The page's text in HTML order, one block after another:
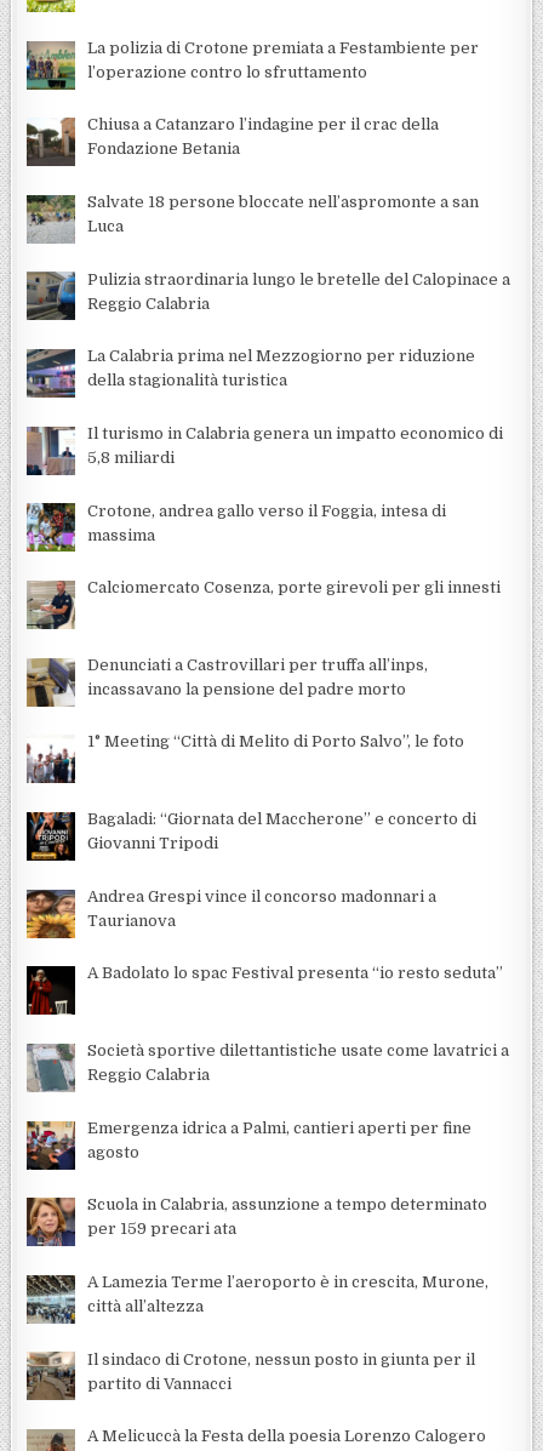
La polizia di Crotone premiata a Festambiente per
l’operazione contro lo sfruttamento
Chiusa a Catanzaro l’indagine per il crac della
Fondazione Betania
Salvate 18 persone bloccate nell’aspromonte a san
Luca
Pulizia straordinaria lungo le bretelle del Calopinace a
Reggio Calabria
La Calabria prima nel Mezzogiorno per riduzione
della stagionalità turistica
Il turismo in Calabria genera un impatto economico di
5,8 miliardi
Crotone, andrea gallo verso il Foggia, intesa di
massima
Calciomercato Cosenza, porte girevoli per gli innesti
Denunciati a Castrovillari per truffa all’inps,
incassavano la pensione del padre morto
1° Meeting “Città di Melito di Porto Salvo”, le foto
Bagaladi: “Giornata del Maccherone” e concerto di
Giovanni Tripodi
Andrea Grespi vince il concorso madonnari a
Taurianova
A Badolato lo spac Festival presenta “io resto seduta”
Società sportive dilettantistiche usate come lavatrici a
Reggio Calabria
Emergenza idrica a Palmi, cantieri aperti per fine
agosto
Scuola in Calabria, assunzione a tempo determinato
per 159 precari ata
A Lamezia Terme l’aeroporto è in crescita, Murone,
città all’altezza
Il sindaco di Crotone, nessun posto in giunta per il
partito di Vannacci
A Melicuccà la Festa della poesia Lorenzo Calogero